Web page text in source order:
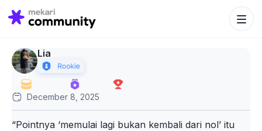
Search
for:
Search
Lia
December 8, 2025
“Pointnya ‘memulai lagi bukan kembali dari nol’ itu